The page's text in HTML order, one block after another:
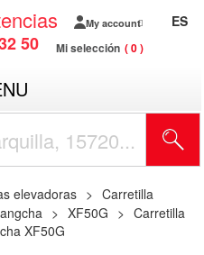
50
My account
Mi selección 0
ES
elevadoras
Carretilla
XF50G
Carretilla
XF50G